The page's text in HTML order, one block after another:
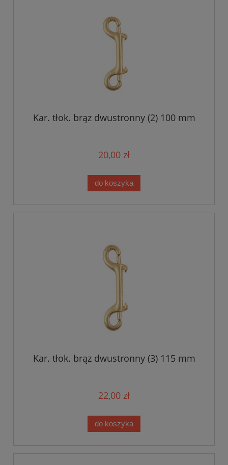
Kar. tłok. brąz dwustronny (2) 100 mm
20,00 zł
do koszyka
Kar. tłok. brąz dwustronny (3) 115 mm
22,00 zł
do koszyka